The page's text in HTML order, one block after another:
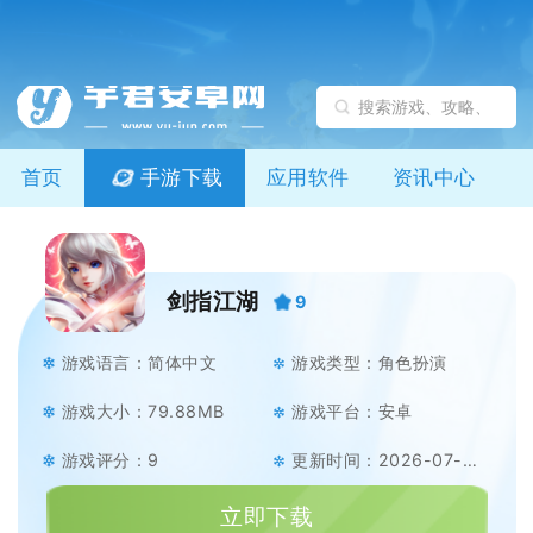
首页 手游下载 应用软件 资讯中心
剑指江湖 9
游戏语言：简体中文 游戏类型：角色扮演
游戏大小：79.88MB 游戏平台：安卓
游戏评分：9 更新时间：2026-07-09
立即下载